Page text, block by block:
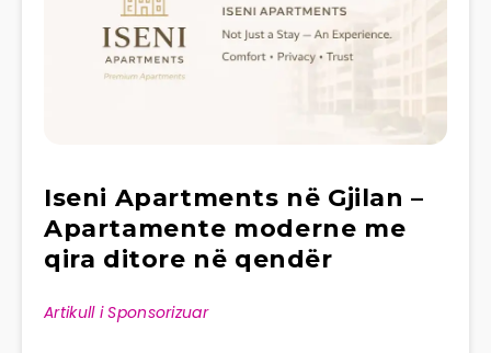
Iseni Apartments në Gjilan –
Apartamente moderne me
qira ditore në qendër
Artikull i Sponsorizuar